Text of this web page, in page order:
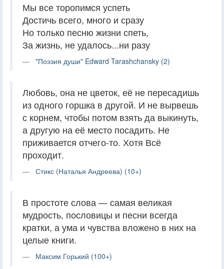
Мы все торопимся успеть
Достичь всего, много и сразу
Но только песню жизни спеть,
За жизнь, не удалось...ни разу
"Поэзия души" Edward Tarashchansky (2)
Любовь, она не цветок, её не пересадишь
из одного горшка в другой. И не вырвешь
с корнем, чтобы потом взять да выкинуть,
а другую на её место посадить. Не
приживается отчего-то. Хотя Всё
проходит.
Стикс (Наталья Андреева) (10+)
В простоте слова — самая великая
мудрость, пословицы и песни всегда
кратки, а ума и чувства вложено в них на
целые книги.
Максим Горький (100+)